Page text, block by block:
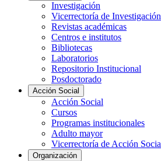
Investigación
Vicerrectoría de Investigación
Revistas académicas
Centros e institutos
Bibliotecas
Laboratorios
Repositorio Institucional
Posdoctorado
Acción Social
Acción Social
Cursos
Programas institucionales
Adulto mayor
Vicerrectoría de Acción
Organización